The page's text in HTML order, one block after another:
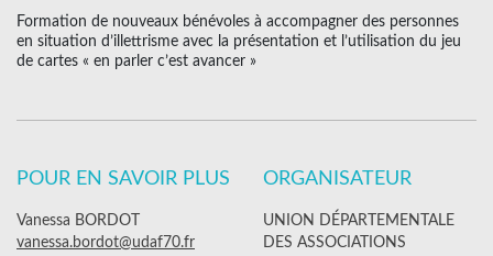
Formation de nouveaux bénévoles à accompagner des personnes
en situation d’illettrisme avec la présentation et l’utilisation du jeu
de cartes « en parler c’est avancer »
POUR EN SAVOIR PLUS
Vanessa BORDOT
vanessa.bordot@udaf70.fr
ORGANISATEUR
UNION DÉPARTEMENTALE
DES ASSOCIATIONS